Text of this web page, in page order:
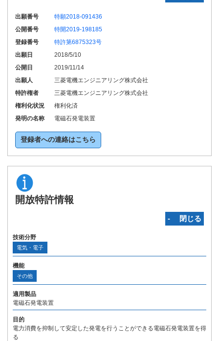
出願番号
特願2018-091436
公開番号
特開2019-198185
登録番号
特許第6875323号
出願日
2018/5/10
公開日
2019/11/14
出願人
三菱電機エンジニアリング株式会社
特許権者
三菱電機エンジニアリング株式会社
権利化状況
権利化済
発明の名称
電磁石発電装置
登録者への連絡はこちら
開放特許情報
‐ 閉じる
技術分野
電気・電子
機能
その他
適用製品
電磁石発電装置
目的
電力消費を抑制して安定した発電を行うことができる電磁石発電装置を得
る